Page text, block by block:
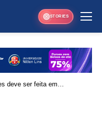
STORIES
deve ser feita em